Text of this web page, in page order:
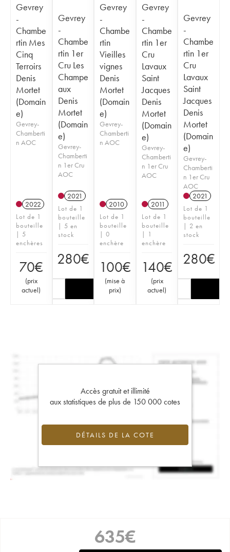
Gevrey
-
Chambe
rtin Mes
Cinq
Terroirs
Denis
Mortet
(Domain
e)
Gevrey-
Chamberti
n AOC
2022
Lot de 1
bouteille
| 5
enchères
70€
(prix
actuel)
Gevrey
-
Chambe
rtin 1er
Cru Les
Champe
aux
Denis
Mortet
(Domain
e)
Gevrey-
Chamberti
n 1er Cru
AOC
2021
Lot de 1
bouteille
| 5 en
stock
280€
Gevrey
-
Chambe
rtin
Vieilles
vignes
Denis
Mortet
(Domain
e)
Gevrey-
Chamberti
n AOC
2010
Lot de 1
bouteille
| 0
enchère
100€
(mise à
prix)
Gevrey
-
Chambe
rtin 1er
Cru
Lavaux
Saint
Jacques
Denis
Mortet
(Domain
e)
Gevrey-
Chamberti
n 1er Cru
AOC
2011
Lot de 1
bouteille
| 1
enchère
140€
(prix
actuel)
Gevrey
-
Chambe
rtin 1er
Cru
Lavaux
Saint
Jacques
Denis
Mortet
(Domain
e)
Gevrey-
Chamberti
n 1er Cru
AOC
2021
Lot de 1
bouteille
| 2 en
stock
280€
Accès gratuit et illimité
aux statistiques de plus de 150 000 cotes
DÉTAILS DE LA COTE
635€